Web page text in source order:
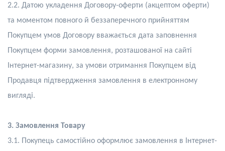
2.2. Датою укладення Договору-оферти (акцептом оферти)
та моментом повного й беззаперечного прийняттям
Покупцем умов Договору вважається дата заповнення
Покупцем форми замовлення, розташованої на сайті
Інтернет-магазину, за умови отримання Покупцем від
Продавця підтвердження замовлення в електронному
вигляді.
3. Замовлення Товару
3.1. Покупець самостійно оформлює замовлення в Інтернет-